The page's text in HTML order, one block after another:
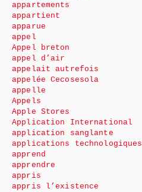
appartements
appartient
apparue
appel
Appel breton
appel d’air
appelait autrefois
appelée Cecosesola
appelle
Appels
Apple Stores
Application International
application sanglante
applications technologiques
apprend
apprendre
appris
appris l’existence